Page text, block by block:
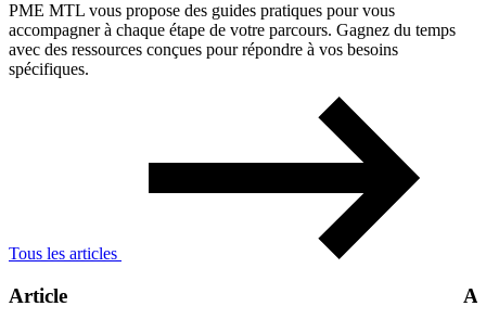
PME MTL vous propose des guides pratiques pour vous
accompagner à chaque étape de votre parcours. Gagnez du temps
avec des ressources conçues pour répondre à vos besoins
spécifiques.
Tous les articles
Article